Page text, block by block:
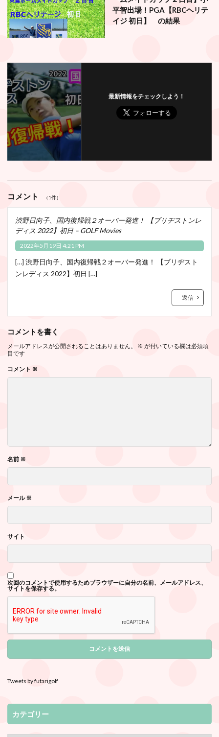
平智出場！PGA【RBCヘリテ
イジ 初日】 の結果
最新情報をチェックしよう！
コメント （1件）
渋野日向子、国内復帰戦２オーバー発進！ 【ブリヂストンレ
ディス 2022】初日 – GOLF Movies
2022年5月19日 4:21 PM
[…] 渋野日向子、国内復帰戦２オーバー発進！ 【ブリヂスト
ンレディス 2022】初日 […]
返信
コメントを書く
メールアドレスが公開されることはありません。 ※ が付いている欄は必須項
目です
コメント ※
名前 ※
メール※
サイト
次回のコメントで使用するためブラウザーに自分の名前、メールアドレス、
サイトを保存する。
Tweets by futarigolf
カテゴリー